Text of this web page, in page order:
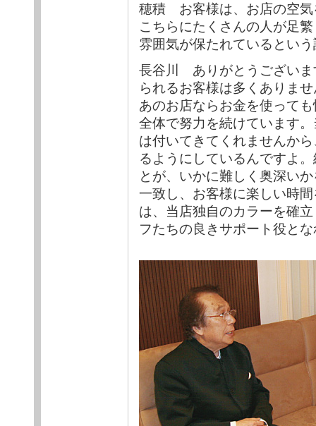
穂積 お客様は、お店の空気
こちらにたくさんの人が足
雰囲気が保たれているとい
長谷川 ありがとうございま
られるお客様は多くありま
あのお店ならお金を使って
全体で努力を続けています
は付いてきてくれませんか
るようにしているんですよ
とが、いかに難しく奥深い
一致し、お客様に楽しい時
は、当店独自のカラーを確
フたちの良きサポート役と